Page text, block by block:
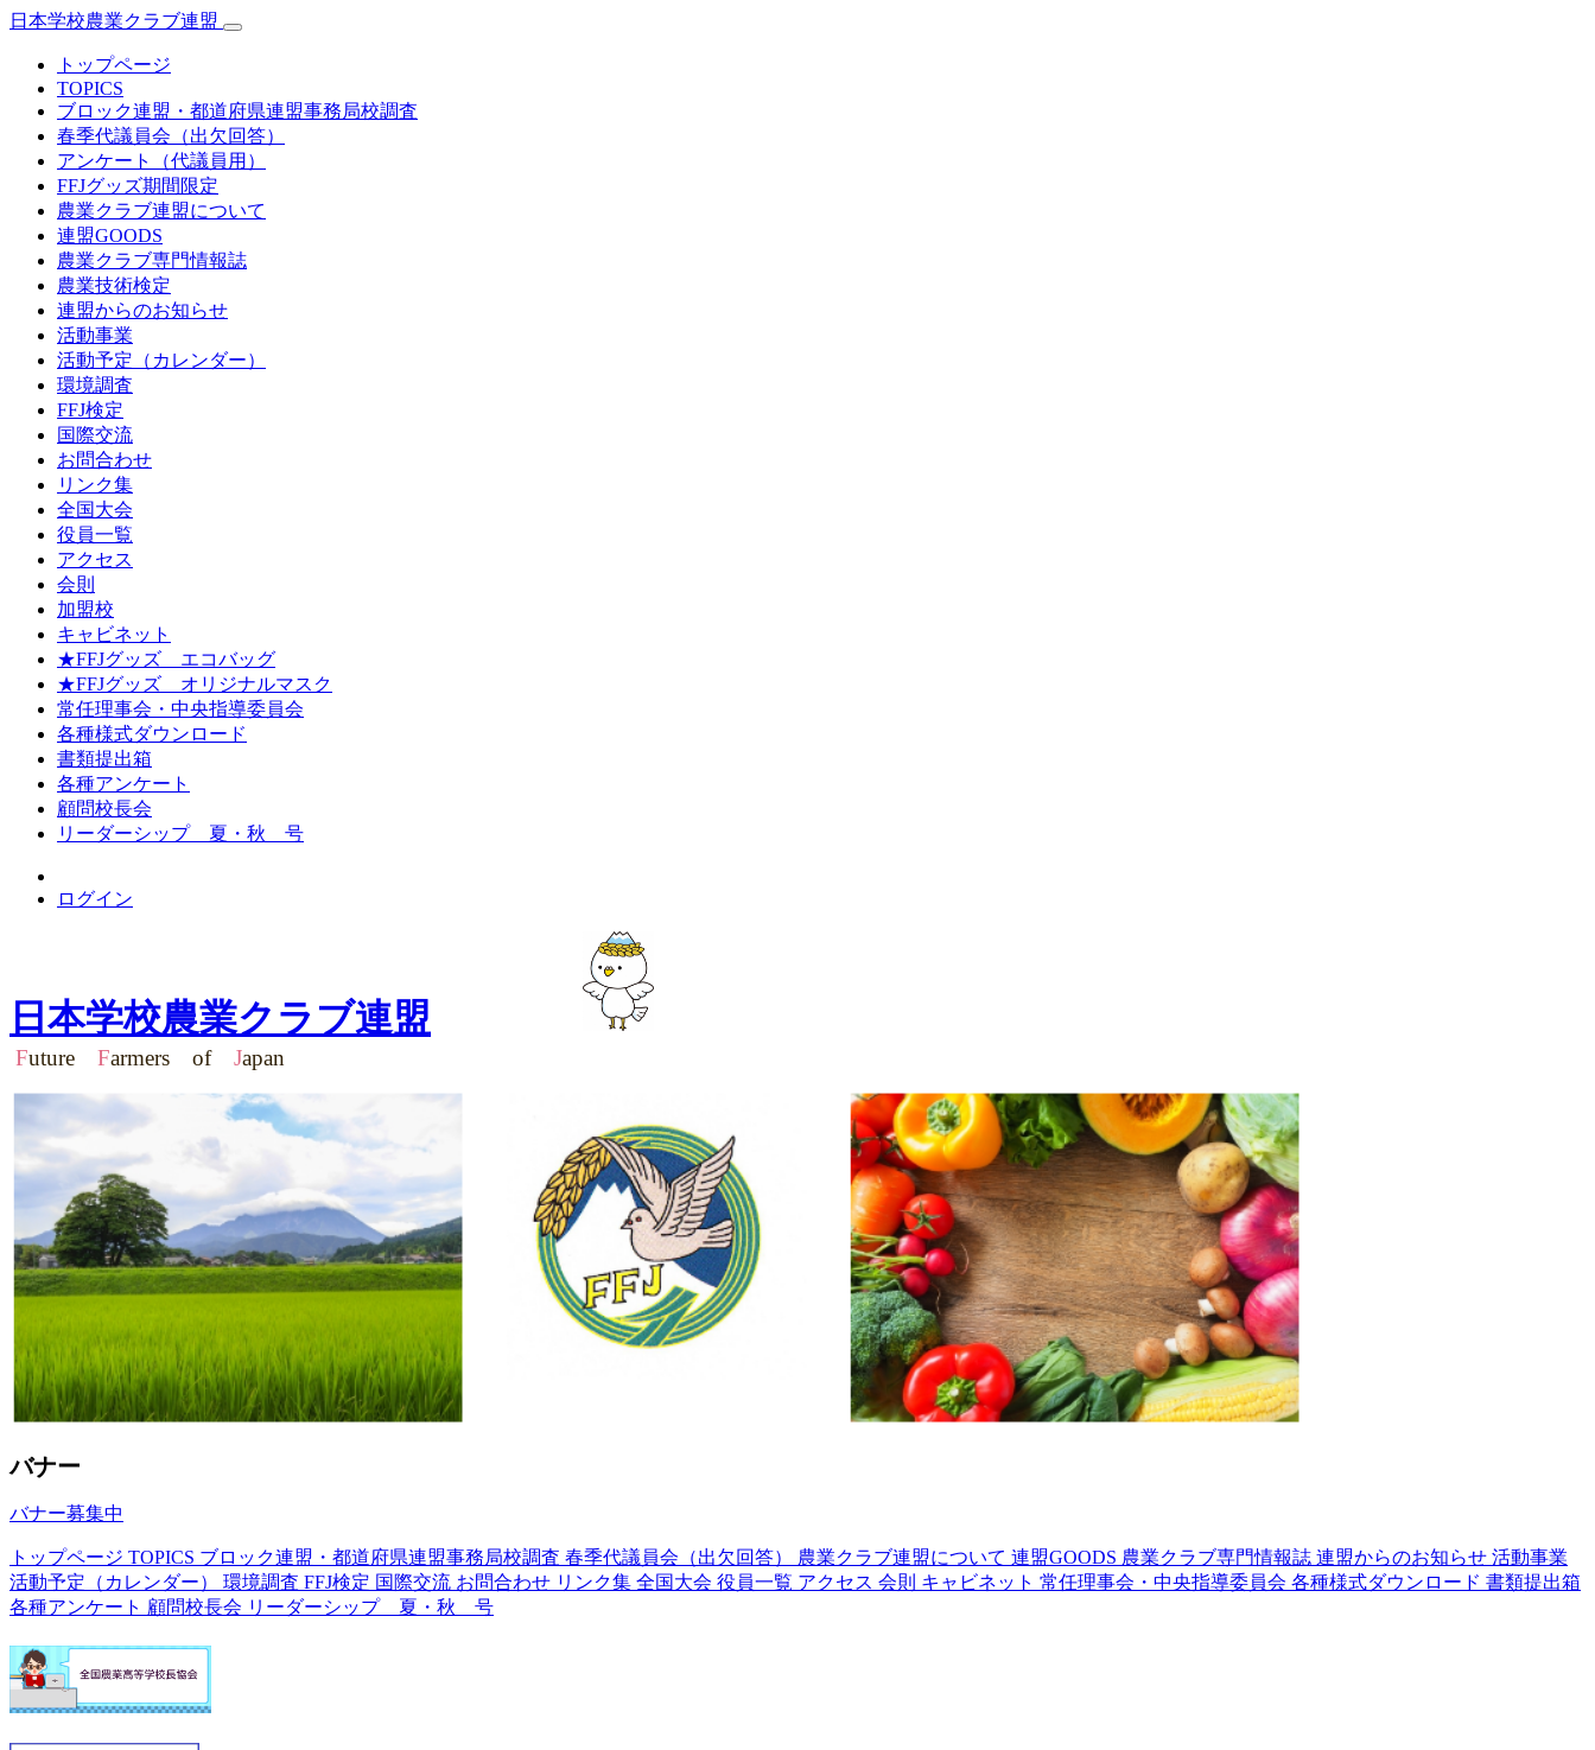
日本学校農業クラブ連盟
トップページ
TOPICS
ブロック連盟・都道府県連盟事務局校調査
春季代議員会（出欠回答）
アンケート（代議員用）
FFJグッズ期間限定
農業クラブ連盟について
連盟GOODS
農業クラブ専門情報誌
農業技術検定
連盟からのお知らせ
活動事業
活動予定（カレンダー）
環境調査
FFJ検定
国際交流
お問合わせ
リンク集
全国大会
役員一覧
アクセス
会則
加盟校
キャビネット
★FFJグッズ エコバッグ
★FFJグッズ オリジナルマスク
常任理事会・中央指導委員会
各種様式ダウンロード
書類提出箱
各種アンケート
顧問校長会
リーダーシップ 夏・秋 号
ログイン
日本学校農業クラブ連盟
Future Farmers of Japan
バナー
バナー募集中
トップページ TOPICS ブロック連盟・都道府県連盟事務局校調査 春季代議員会（出欠回答） 農業クラブ連盟について 連盟GOODS 農業クラブ専門情報誌 連盟からのお知らせ 活動事業
活動予定（カレンダー） 環境調査 FFJ検定 国際交流 お問合わせ リンク集 全国大会 役員一覧 アクセス 会則 キャビネット 常任理事会・中央指導委員会 各種様式ダウンロード 書類提出箱
各種アンケート 顧問校長会 リーダーシップ 夏・秋 号